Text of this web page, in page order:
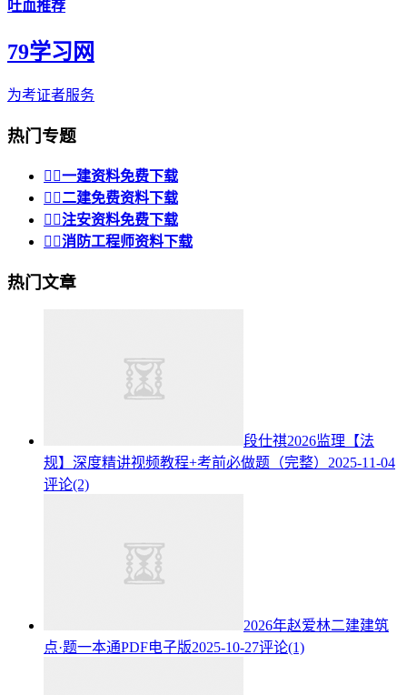
吐血推荐
79学习网
为考证者服务
热门专题
 一建资料免费下载
 二建免费资料下载
 注安资料免费下载
 消防工程师资料下载
热门文章
段仕祺2026监理【法
规】深度精讲视频教程+考前必做题（完整） 2025-11-04
评论(2)
2026年赵爱林二建建筑
点·题一本通PDF电子版2025-10-27评论(1)